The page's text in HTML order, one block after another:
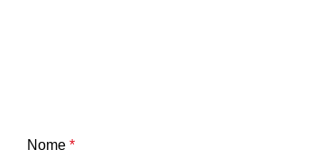
Nome *